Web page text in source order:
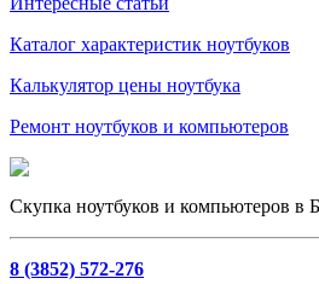
Каталог характеристик ноутбуков
Калькулятор цены ноутбука
Ремонт ноутбуков и компьютеров
Скупка ноутбуков и компьютеров в
8 (3852) 572-276